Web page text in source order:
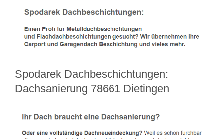
Spodarek Dachbeschichtungen:
Dachsanierung 78661 Dietingen